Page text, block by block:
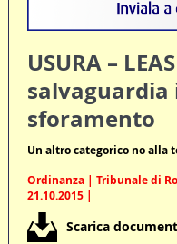
USURA –
salvaguardia
sforamento
Un altro categorico no
Ordinanza | Tribunale di
21.10.2015 |
Scarica